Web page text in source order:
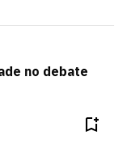
no debate